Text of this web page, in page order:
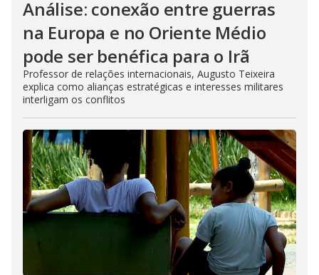
Análise: conexão entre guerras
na Europa e no Oriente Médio
pode ser benéfica para o Irã
Professor de relações internacionais, Augusto Teixeira
explica como alianças estratégicas e interesses militares
interligam os conflitos